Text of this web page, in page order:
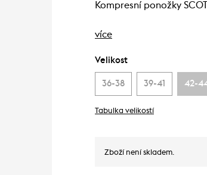
Kompresní ponožky SCOTT
více
Velikost
36-38 39-41 42-
Tabulka velikostí
Zboží není skladem.